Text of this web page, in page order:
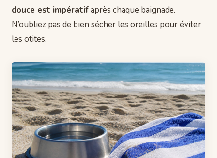
douce est impératifaprès chaque baignade.
N’oubliez pas de bien sécher les oreilles pour éviter
les otites.